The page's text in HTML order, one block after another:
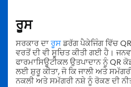
ਰੂਸ
ਸਰਕਾਰ ਦਾਰੂਸਡਰੱਗ ਪੈਕੇਜਿੰਗ ਵਿੱਚ
ਵਰਤੋਂ ਦੀ ਵੀ ਸੂਚਿਤ ਕੀਤੀ ਗਈ ਹੈ।
ਫਾਰਮਾਸਿਊਟੀਕਲ ਉਤਪਾਦਾਨ ਨੂੰ QR
ਲਈ ਸ਼ੁਰੂ ਕੀਤਾ, ਜੋ ਕਿ ਜਾਲੀ ਅਤੇ
ਨਕਲੀ ਅਤੇ ਸਮੱਗਰੀ ਨਸ਼ੇ ਨੂੰ ਰੋਕਣ ਦੀ